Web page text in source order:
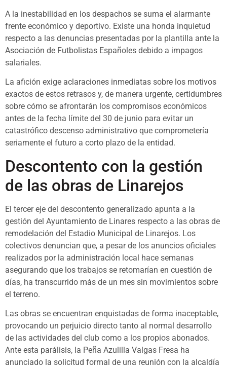
A la inestabilidad en los despachos se suma el alarmante
frente económico y deportivo. Existe una honda inquietud
respecto a las denuncias presentadas por la plantilla ante la
Asociación de Futbolistas Españoles debido a impagos
salariales.
La afición exige aclaraciones inmediatas sobre los motivos
exactos de estos retrasos y, de manera urgente, certidumbres
sobre cómo se afrontarán los compromisos económicos
antes de la fecha límite del 30 de junio para evitar un
catastrófico descenso administrativo que comprometería
seriamente el futuro a corto plazo de la entidad.
Descontento con la gestión
de las obras de Linarejos
El tercer eje del descontento generalizado apunta a la
gestión del Ayuntamiento de Linares respecto a las obras de
remodelación del Estadio Municipal de Linarejos. Los
colectivos denuncian que, a pesar de los anuncios oficiales
realizados por la administración local hace semanas
asegurando que los trabajos se retomarían en cuestión de
días, ha transcurrido más de un mes sin movimientos sobre
el terreno.
Las obras se encuentran enquistadas de forma inaceptable,
provocando un perjuicio directo tanto al normal desarrollo
de las actividades del club como a los propios abonados.
Ante esta parálisis, la Peña Azulilla Valgas Fresa ha
anunciado la solicitud formal de una reunión con la alcaldía